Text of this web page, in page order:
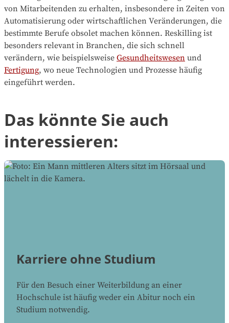
von Mitarbeitenden zu erhalten, insbesondere in Zeiten von
Automatisierung oder wirtschaftlichen Veränderungen, die
bestimmte Berufe obsolet machen können. Reskilling ist
besonders relevant in Branchen, die sich schnell
verändern, wie beispielsweise Gesundheitswesen und
Fertigung, wo neue Technologien und Prozesse häufig
eingeführt werden.
Das könnte Sie auch
interessieren:
Karriere ohne Studium
Für den Besuch einer Weiterbildung an einer
Hochschule ist häufig weder ein Abitur noch ein
Studium notwendig.